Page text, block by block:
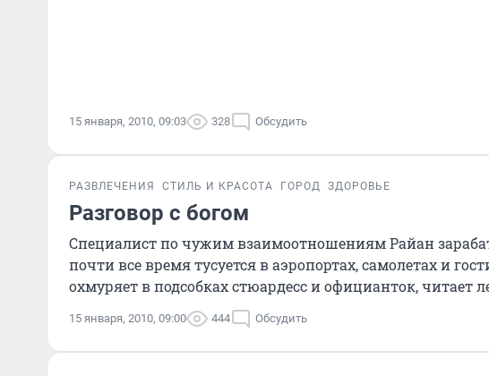
15 января, 2010, 09:03 328 Обсудить
РАЗВЛЕЧЕНИЯ СТИЛЬ И КРАСОТА ГОРОД ЗДОРОВЬЕ
Разговор с богом
Специалист по чужим взаимоотношениям Райан
почти все время тусуется в аэропортах, самолетах и
охмуряет в подсобках стюардесс и официанток, читает
15 января, 2010, 09:00 444 Обсудить